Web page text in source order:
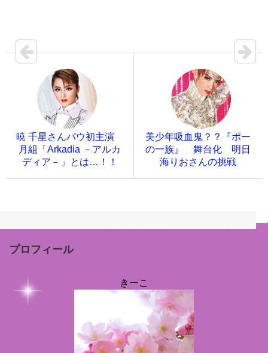
暁 千星さんバウ初主演
月組「Arkadia －アルカ
ディア－」とは…！！
美少年吸血鬼？？『ポー
の一族』 舞台化 明日
海りおさんの挑戦
プロフィール
きーこ